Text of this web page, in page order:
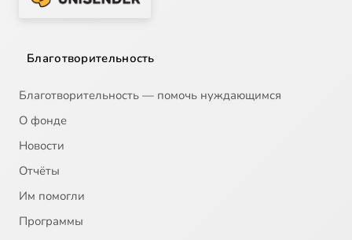
Благотворительность
Благотворительность — помочь нуждающимся
О фонде
Новости
Отчёты
Им помогли
Программы